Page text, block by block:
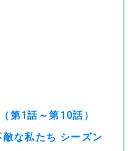
第1話～第10話）
な私たち シーズン